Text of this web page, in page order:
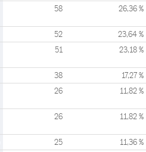
58 26,36 %
52 23,64 %
51 23,18 %
38 17,27 %
26 11,82 %
26 11,82 %
25 11,36 %